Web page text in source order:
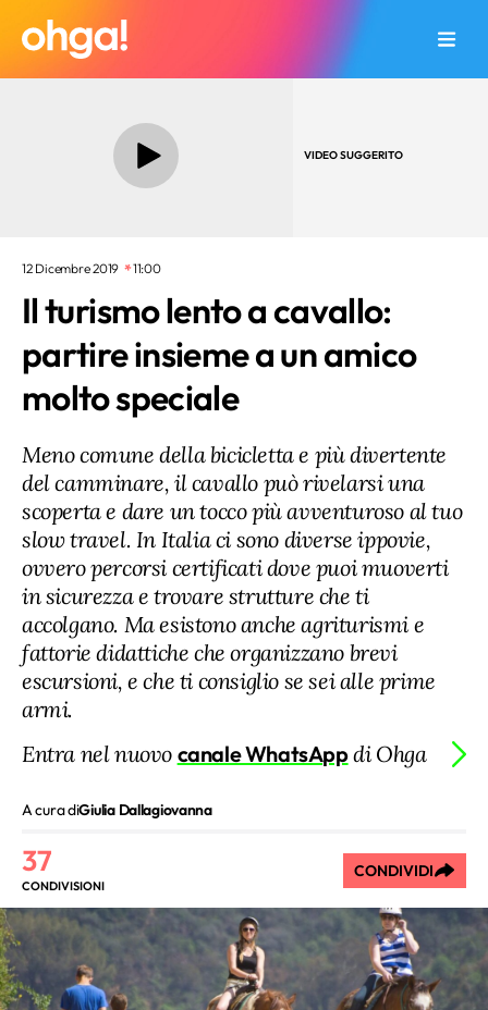
VIDEO SUGGERITO
12 Dicembre 2019 11:00
Il turismo lento a cavallo:
partire insieme a un amico
molto speciale
Meno comune della bicicletta e più divertente
del camminare, il cavallo può rivelarsi una
scoperta e dare un tocco più avventuroso al tuo
slow travel. In Italia ci sono diverse ippovie,
ovvero percorsi certificati dove puoi muoverti
in sicurezza e trovare strutture che ti
accolgano. Ma esistono anche agriturismi e
fattorie didattiche che organizzano brevi
escursioni, e che ti consiglio se sei alle prime
armi.
Entra nel nuovo canale WhatsAppdi Ohga
A cura diGiulia Dallagiovanna
37
CONDIVISIONI
CONDIVIDI